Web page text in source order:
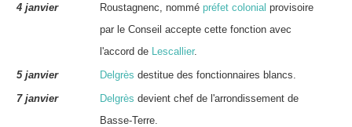
4 janvier Roustagnenc, nommé préfet colonial provisoire
par le Conseil accepte cette fonction avec
l'accord de
Lescallier.
5 janvier
Delgrès destitue des fonctionnaires blancs.
7 janvier
Delgrès devient chef de l'arrondissement de
Basse-Terre.